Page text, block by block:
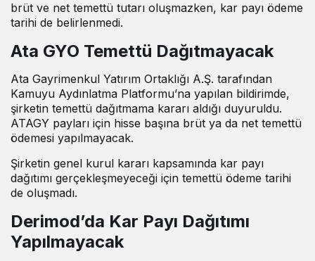
brüt ve net temettü tutarı oluşmazken, kar payı ödeme
tarihi de belirlenmedi.
Ata GYO Temettü Dağıtmayacak
Ata Gayrimenkul Yatırım Ortaklığı A.Ş. tarafından
Kamuyu Aydınlatma Platformu’na yapılan bildirimde,
şirketin temettü dağıtmama kararı aldığı duyuruldu.
ATAGY payları için hisse başına brüt ya da net temettü
ödemesi yapılmayacak.
Şirketin genel kurul kararı kapsamında kar payı
dağıtımı gerçekleşmeyeceği için temettü ödeme tarihi
de oluşmadı.
Derimod’da Kar Payı Dağıtımı
Yapılmayacak